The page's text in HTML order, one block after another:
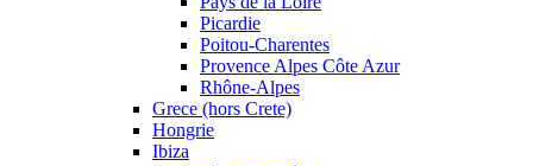
Picardie
Poitou-Charentes
Provence Alpes Côte Azur
Rhône-Alpes
Grece (hors Crete)
Hongrie
Ibiza